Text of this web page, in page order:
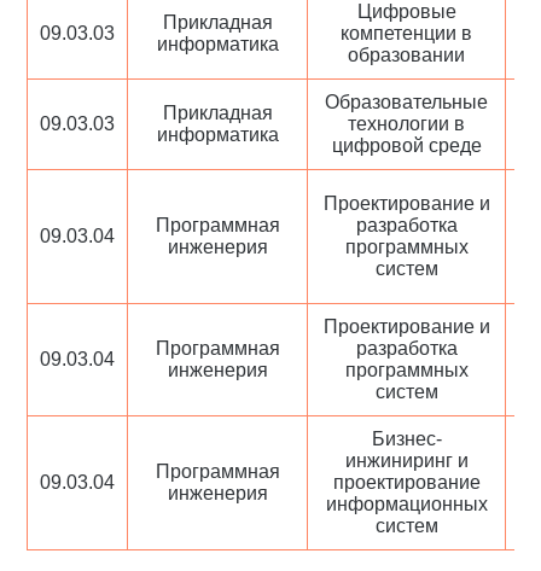
09.03.03
Прикладная
информатика
Цифровые
компетенции в
образовании
09.03.03
Прикладная
информатика
Образовательные
технологии в
цифровой среде
09.03.04
Программная
инженерия
Проектирование и
разработка
программных
систем
09.03.04
Программная
инженерия
Проектирование и
разработка
программных
систем
09.03.04
Программная
инженерия
Бизнес-
инжиниринг и
проектирование
информационных
систем